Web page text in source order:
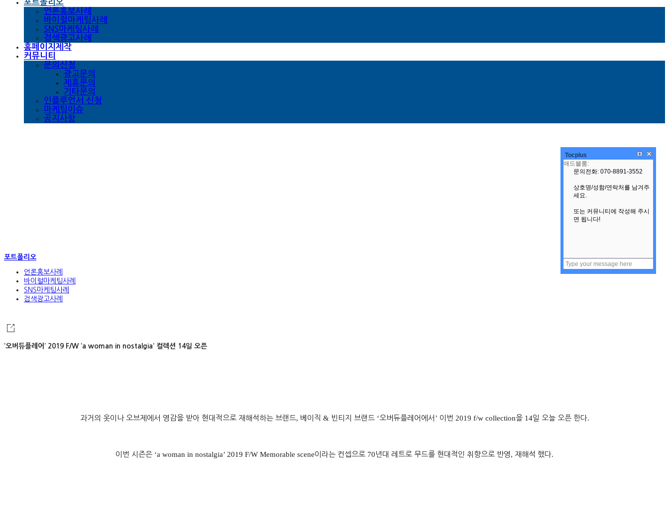
포트폴리오
언론홍보사례
바이럴마케팅사례
SNS마케팅사례
검색광고사례
홈페이지제작
커뮤니티
문의신청
광고문의
제휴문의
기타문의
인플루언서 신청
마케팅이슈
공지사항
포트폴리오
언론홍보사례
바이럴마케팅사례
SNS마케팅사례
검색광고사례
‘오버듀플레어’ 2019 F/W ‘a woman in nostalgia’ 컬렉션 14일 오픈
과거의 옷이나 오브제에서 영감을 받아 현대적으로 재해석하는 브랜드, 베이직 & 빈티지 브랜드 ‘오버듀플레어에서 ’ 이번 2019 f/w collection을 14일 오늘 오픈 한다.
이번 시즌은 ‘a woman in nostalgia’ 2019 F/W Memorable scene이라는 컨셉으로 70 년대 레트로 무드를 현대적인 취향으로 반영 , 재해석 했다.
Tocplus